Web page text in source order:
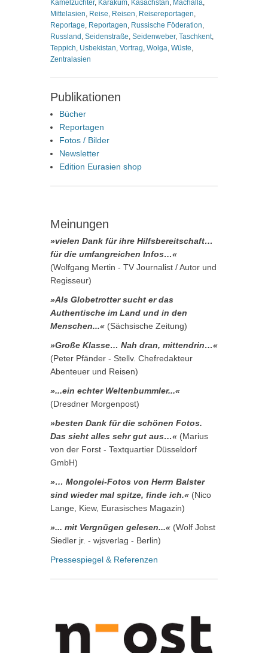
Kamelzüchter, Karakum, Kasachstan, Machalla,
Mittelasien, Reise, Reisen, Reisereportagen,
Reportage, Reportagen, Russische Föderation,
Russland, Seidenstraße, Seidenweber, Taschkent,
Teppich, Usbekistan, Vortrag, Wolga, Wüste,
Zentralasien
Publikationen
Bücher
Reportagen
Fotos / Bilder
Newsletter
Edition Eurasien shop
Meinungen
»vielen Dank für ihre Hilfsbereitschaft…
für die umfangreichen Infos…«
(Wolfgang Mertin - TV Journalist / Autor und
Regisseur)
»Als Globetrotter sucht er das
Authentische im Land und in den
Menschen...« (Sächsische Zeitung)
»Große Klasse… Nah dran, mittendrin…«
(Peter Pfänder - Stellv. Chefredakteur
Abenteuer und Reisen)
»...ein echter Weltenbummler...«
(Dresdner Morgenpost)
»besten Dank für die schönen Fotos.
Das sieht alles sehr gut aus…« (Marius
von der Forst - Textquartier Düsseldorf
GmbH)
»… Mongolei-Fotos von Herrn Balster
sind wieder mal spitze, finde ich.« (Nico
Lange, Kiew, Eurasisches Magazin)
»... mit Vergnügen gelesen...« (Wolf Jobst
Siedler jr. - wjsverlag - Berlin)
Pressespiegel & Referenzen